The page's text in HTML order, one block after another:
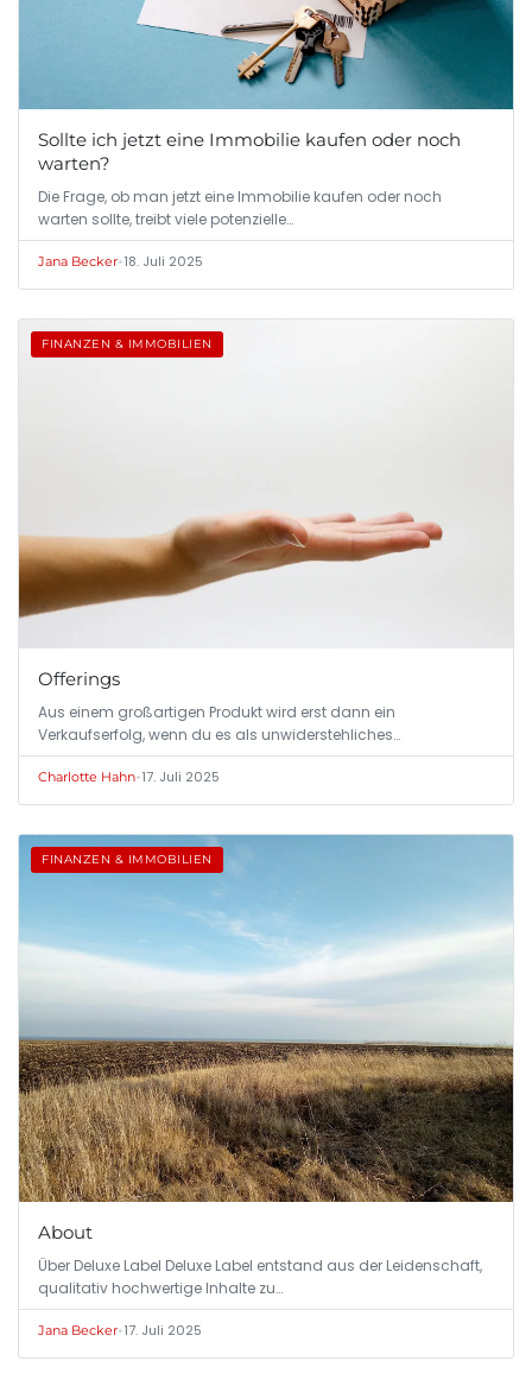
Sollte ich jetzt eine Immobilie kaufen oder noch
warten?
Die Frage, ob man jetzt eine Immobilie kaufen oder noch
warten sollte, treibt viele potenzielle…
Jana Becker•18. Juli 2025
FINANZEN & IMMOBILIEN
Offerings
Aus einem großartigen Produkt wird erst dann ein
Verkaufserfolg, wenn du es als unwiderstehliches…
Charlotte Hahn•17. Juli 2025
FINANZEN & IMMOBILIEN
About
Über Deluxe Label Deluxe Label entstand aus der Leidenschaft,
qualitativ hochwertige Inhalte zu…
Jana Becker•17. Juli 2025